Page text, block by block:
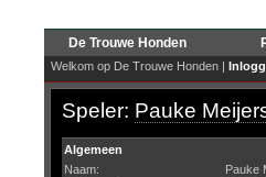
De Trouwe Honden
Welkom op De Trouwe Honden |
Speler: Pauke
Algemeen
Naam:
Pauke